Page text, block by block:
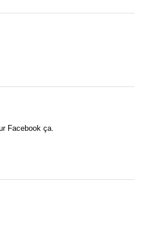
Facebook ça.